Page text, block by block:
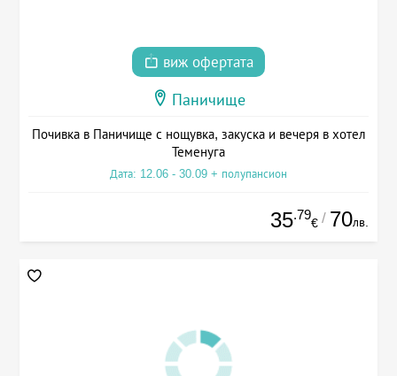
виж офертата
Паничище
Почивка в Паничище с нощувка, закуска и вечеря в хотел
Теменуга
Дата: 12.06 - 30.09 + полупансион
35.79
€ / 70лв.